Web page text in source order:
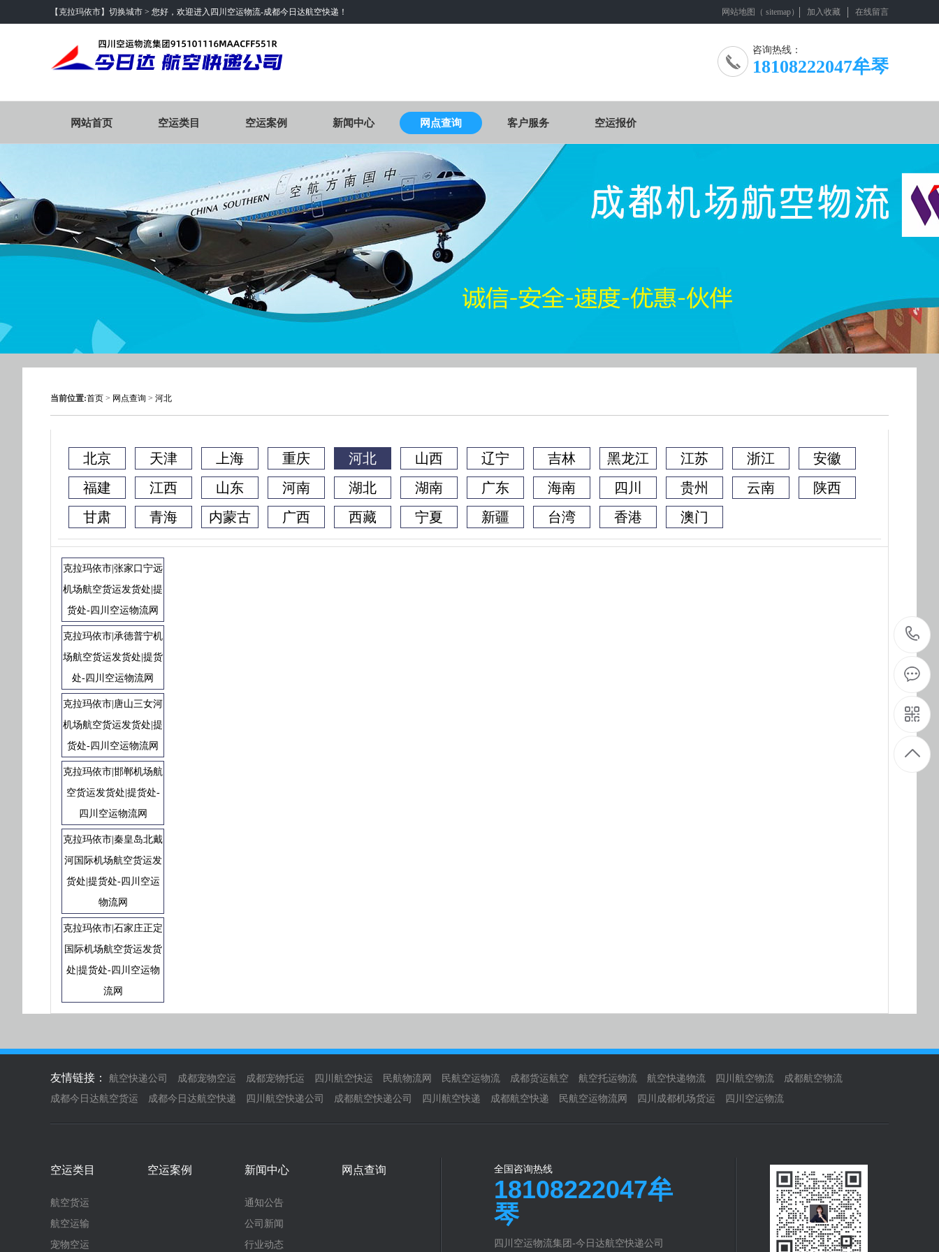
【克拉玛依市】切换城市 > 您好，欢迎进入四川空运物流-成都今日达航空快递！ 网站地图 （ sitemap） 加入收藏 在线留言
咨询热线：
18108222047牟琴
网站首页 空运类目 空运案例 新闻中心 网点查询 客户服务 空运报价
当前位置:首页 > 网点查询 > 河北
北京 天津 上海 重庆 河北 山西 辽宁 吉林 黑龙江 江苏 浙江
安徽
福建
江西 山东 河南 湖北 湖南 广东 海南 四川 贵州 云南
陕西
甘肃
青海 内蒙古 广西 西藏 宁夏 新疆 台湾 香港 澳门
克拉玛依市|张家口宁远
机场航空货运发货处|提
货处-四川空运物流网
克拉玛依市|承德普宁机
场航空货运发货处|提货
处-四川空运物流网
克拉玛依市|唐山三女河
机场航空货运发货处|提
货处-四川空运物流网
克拉玛依市|邯郸机场航
空货运发货处|提货处-
四川空运物流网
克拉玛依市|秦皇岛北戴
河国际机场航空货运发
货处|提货处-四川空运
物流网
克拉玛依市|石家庄正定
国际机场航空货运发货
处|提货处-四川空运物
流网
友情链接： 航空快递公司 成都宠物空运 成都宠物托运 四川航空快运 民航物流网 民航空运物流 成都货运航空 航空托运物流 航空快递物流 四川航空物流
成都航空物流
成都今日达航空货运
成都今日达航空快递 四川航空快递公司 成都航空快递公司 四川航空快递 成都航空快递 民航空运物流网 四川成都机场货运 四川空运物流
空运类目
航空货运
航空运输
宠物空运
空运案例 新闻中心
通知公告
公司新闻
行业动态
网点查询 全国咨询热线
18108222047牟
琴
四川空运物流集团-今日达航空快递公司